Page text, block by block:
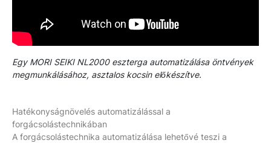
Egy MORI SEIKI NL2000 eszterga automatizálása öntvények
megmunkálásához, asztalos kocsin előkészítve.
Hatékonyságnövelés automatizálással a
forgácsolástechnikában
A forgácsolástechnika automatizálása lehetővé teszi a